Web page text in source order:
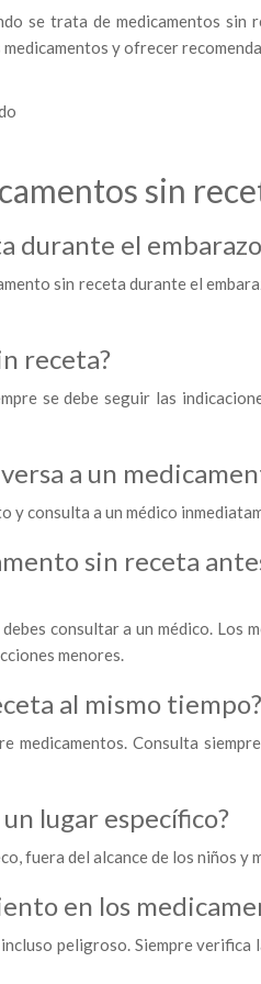
se trata de medicamentos sin
y ofrecer
sin
durante el
sin receta durante el
receta?
se debe seguir las
a un
y consulta a un médico
sin receta
consultar a un médico. Los
menores.
al mismo tiempo?
medicamentos. Consulta
lugar específico?
fuera del alcance de los niños y
en los
peligroso. Siempre verifica